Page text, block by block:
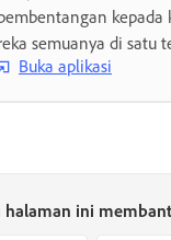
kepada
semuanya di satu
Buka aplikasi
halaman ini